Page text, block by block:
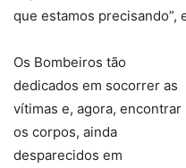
que estamos precisando”,
Os Bombeiros tão
dedicados em socorrer as
vítimas e, agora, encontrar
os corpos, ainda
desparecidos em